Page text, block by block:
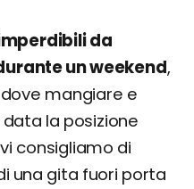
da
un weekend,
mangiare e
la posizione
consigliamo di
una gita fuori porta